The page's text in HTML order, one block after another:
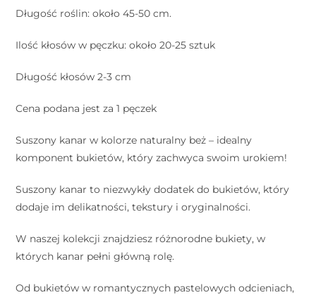
Długość roślin: około 45-50 cm.
Ilość kłosów w pęczku: około 20-25 sztuk
Długość kłosów 2-3 cm
Cena podana jest za 1 pęczek
Suszony kanar w kolorze naturalny beż – idealny
komponent bukietów, który zachwyca swoim urokiem!
Suszony kanar to niezwykły dodatek do bukietów, który
dodaje im delikatności, tekstury i oryginalności.
W naszej kolekcji znajdziesz różnorodne bukiety, w
których kanar pełni główną rolę.
Od bukietów w romantycznych pastelowych odcieniach,